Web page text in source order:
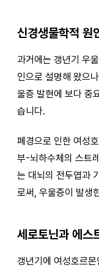
신경생물학적 원
과거에는 갱년기 우
인으로 설명해 왔으
울증 발현에 보다 중
습니다.
폐경으로 인한 여성
부-뇌하수체의 스트
는 대뇌의 전두엽과
로써, 우울증이 발생
세로토닌과 에스
갱년기에 여성호르